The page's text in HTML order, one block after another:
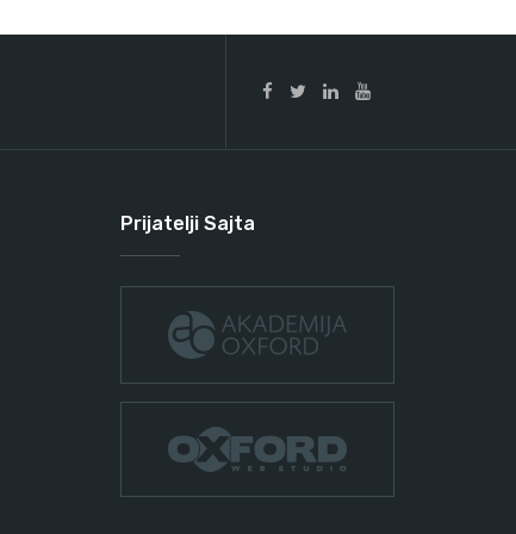
Prijatelji Sajta